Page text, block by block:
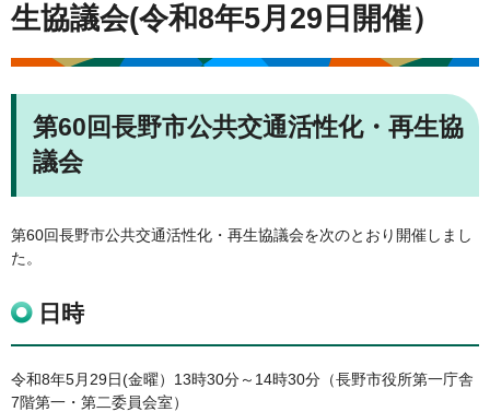
生協議会(令和8年5月29日開催）
第60回長野市公共交通活性化・再生協
議会
第60回長野市公共交通活性化・再生協議会を次のとおり開催しまし
た。
日時
令和8年5月29日(金曜）13時30分～14時30分（長野市役所第一庁舎
7階第一・第二委員会室）